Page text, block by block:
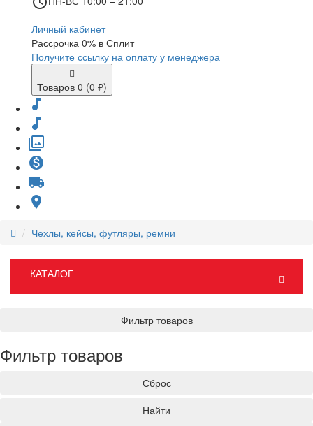
Личный кабинет
Рассрочка 0% в Сплит
Получите ссылку на оплату у менеджера
Товаров 0 (0 ₽)
music_note
music_note
filter
monetization_on
local_shipping
place
Чехлы, кейсы, футляры, ремни
КАТАЛОГ
Фильтр товаров
Фильтр товаров
Сброс
Найти